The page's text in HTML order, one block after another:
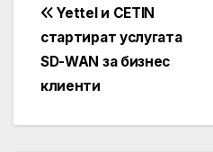
Навигация
Yettel и CETIN
стартират услугата
SD-WAN за бизнес
клиенти